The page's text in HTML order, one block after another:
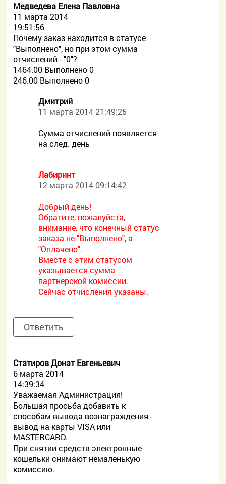
Медведева Елена Павловна
11 марта 2014
19:51:56
Почему заказ находится в статусе
"Выполнено", но при этом сумма
отчислений - "0"?
1464.00 Выполнено 0
246.00 Выполнено 0
Дмитрий
11 марта 2014 21:49:25
Сумма отчислений появляется
на след. день
Лабиринт
12 марта 2014 09:14:42
Добрый день!
Обратите, пожалуйста,
внимание, что конечный статус
заказа не "Выполнено", а
"Оплачено".
Вместе с этим статусом
указывается сумма
партнерской комиссии.
Сейчас отчисления указаны.
Ответить
Статиров Донат Евгеньевич
6 марта 2014
14:39:34
Уважаемая Администрация!
Большая просьба добавить к
способам вывода вознаграждения -
вывод на карты VISA или
MASTERCARD.
При снятии средств электронные
кошельки снимают немаленькую
комиссию.